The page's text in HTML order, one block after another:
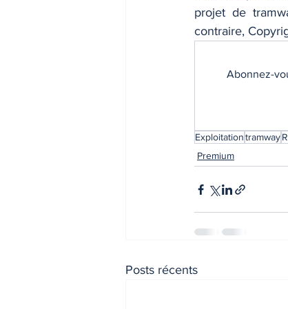
projet de
contraire,
Abonnez-
Exploitationtramway
Premium
Posts récents